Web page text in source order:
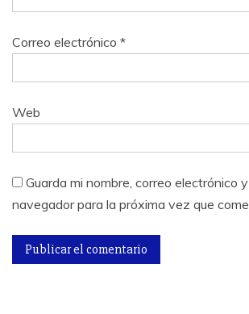
Correo electrónico *
Web
Guarda mi nombre, correo electrónico
navegador para la próxima vez que